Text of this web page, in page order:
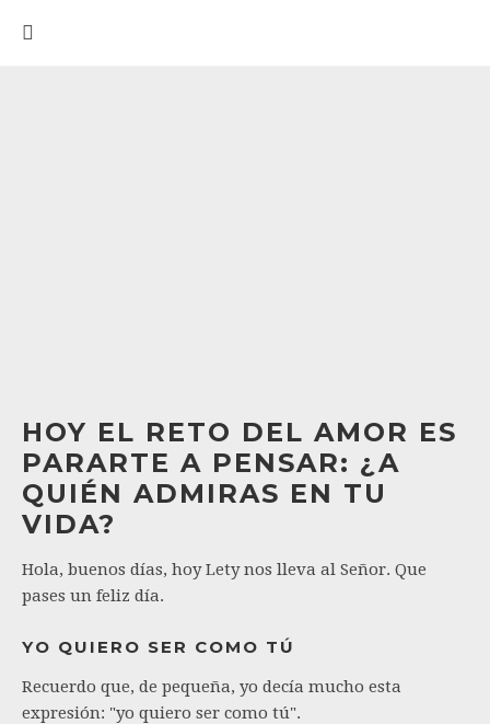
HOY EL RETO DEL AMOR ES
PARARTE A PENSAR: ¿A
QUIÉN ADMIRAS EN TU
VIDA?
Hola, buenos días, hoy Lety nos lleva al Señor. Que
pases un feliz día.
YO QUIERO SER COMO TÚ
Recuerdo que, de pequeña, yo decía mucho esta
expresión: "yo quiero ser como tú".